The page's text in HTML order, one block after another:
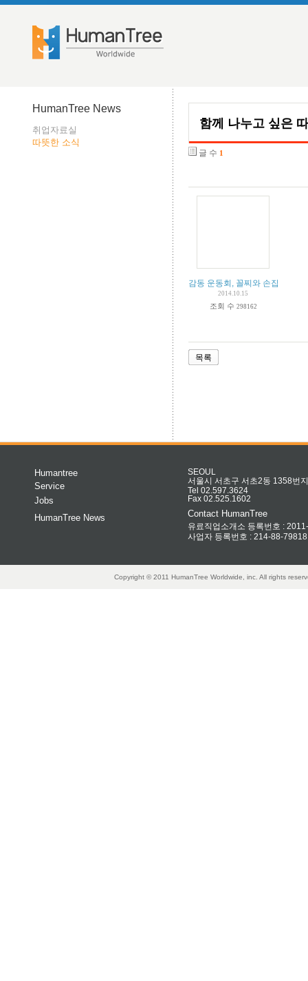
HumanTree News
취업자료실
따뜻한 소식
함께 나누고 싶은
글 수 1
감동 운동회, 꼴찌와 손잡고 다
2014.10.15
조회 수 298162
목록
Humantree
Service
Jobs
HumanTree News
SEOUL
서울시 서초구 서초2동 1358번
Tel 02.597.3624
Fax 02.525.1602
Contact HumanTree
유료직업소개소 등록번호 :
사업자 등록번호 : 214-88-79818
Copyright © 2011 HumanTree Worldwide, inc. All rights